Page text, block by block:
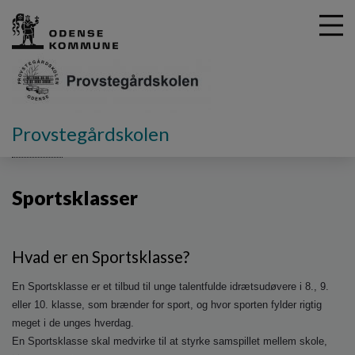
Provstegårdskolen
Sportsklasser
Hvad er en Sportsklasse?
En Sportsklasse er et tilbud til unge talentfulde idrætsudøvere i 8., 9.
eller 10. klasse, som brænder for sport, og hvor sporten fylder rigtig
meget i de unges hverdag.
En Sportsklasse skal medvirke til at styrke samspillet mellem skole,